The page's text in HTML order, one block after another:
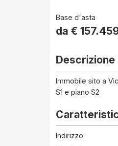
Base d'asta
da €
Descrizione
Immobile sito a
S1 e piano S2
Indirizzo